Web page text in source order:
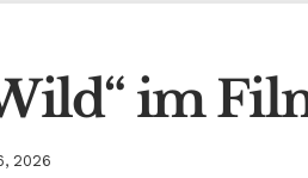
im
2026